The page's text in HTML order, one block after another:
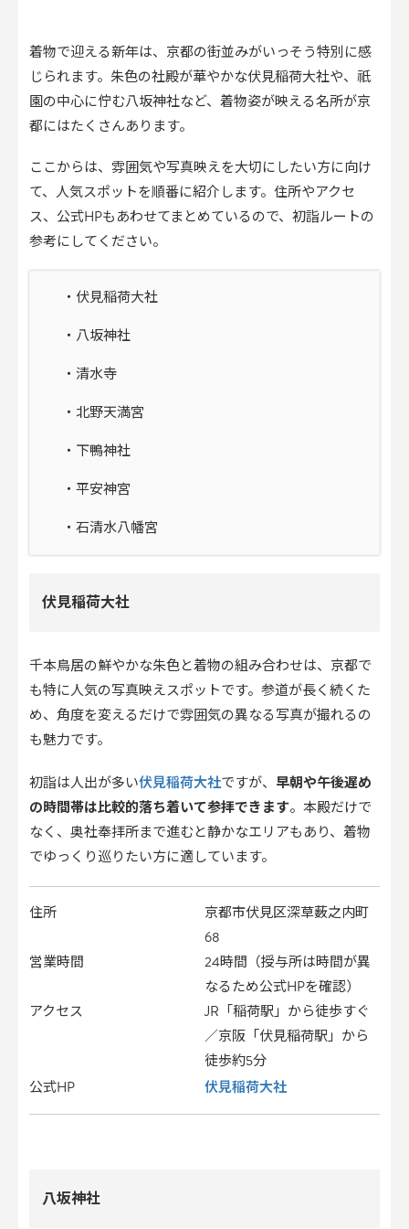
着物で迎える新年は、京都の街並みがいっそう特別に感
じられます。朱色の社殿が華やかな伏見稲荷大社や、祇
園の中心に佇む八坂神社など、着物姿が映える名所が京
都にはたくさんあります。
ここからは、雰囲気や写真映えを大切にしたい方に向け
て、人気スポットを順番に紹介します。住所やアクセ
ス、公式HPもあわせてまとめているので、初詣ルートの
参考にしてください。
・伏見稲荷大社
・八坂神社
・清水寺
・北野天満宮
・下鴨神社
・平安神宮
・石清水八幡宮
伏見稲荷大社
千本鳥居の鮮やかな朱色と着物の組み合わせは、京都で
も特に人気の写真映えスポットです。参道が長く続くた
め、角度を変えるだけで雰囲気の異なる写真が撮れるの
も魅力です。
初詣は人出が多い伏見稲荷大社ですが、 早朝や午後遅め
の時間帯は比較的落ち着いて参拝できます。本殿だけで
なく、奥社奉拝所まで進むと静かなエリアもあり、着物
でゆっくり巡りたい方に適しています。
住所
京都市伏見区深草薮之内町
68
営業時間
24時間（授与所は時間が異
なるため公式HPを確認）
アクセス
JR「稲荷駅」から徒歩すぐ
／京阪「伏見稲荷駅」から
徒歩約5分
公式HP
伏見稲荷大社
八坂神社